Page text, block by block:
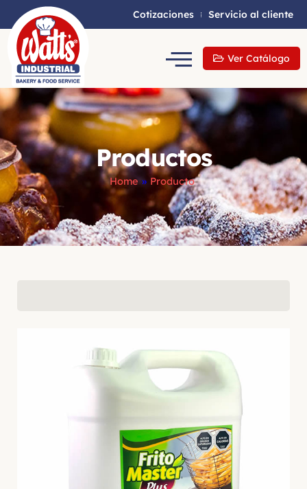
Cotizaciones Servicio al cliente
Ver Catálogo
Productos
Home » Producto